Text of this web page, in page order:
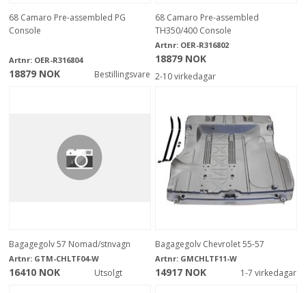
68 Camaro Pre-assembled PG
Console
Artnr: OER-R316804
18879 NOK Bestillingsvare
68 Camaro Pre-assembled
TH350/400 Console
Artnr: OER-R316802
18879 NOK
2-10 virkedagar
Bagagegolv 57 Nomad/stnvagn
Artnr: GTM-CHLTF04-W
16410 NOK Utsolgt
Bagagegolv Chevrolet 55-57
Artnr: GMCHLTF11-W
14917 NOK 1-7 virkedagar